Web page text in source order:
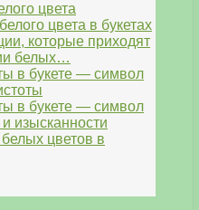
цвета
цвета в букетах
которые приходят
белых…
в букете — символ
в букете — символ
изысканности
цветов в